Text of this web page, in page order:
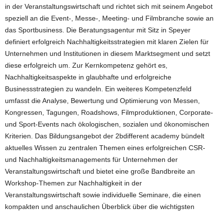
in der Veranstaltungswirtschaft und richtet sich mit seinem Angebot
speziell an die Event-, Messe-, Meeting- und Filmbranche sowie an
das Sportbusiness. Die Beratungsagentur mit Sitz in Speyer
definiert erfolgreich Nachhaltigkeitsstrategien mit klaren Zielen für
Unternehmen und Institutionen in diesem Marktsegment und setzt
diese erfolgreich um. Zur Kernkompetenz gehört es,
Nachhaltigkeitsaspekte in glaubhafte und erfolgreiche
Businessstrategien zu wandeln. Ein weiteres Kompetenzfeld
umfasst die Analyse, Bewertung und Optimierung von Messen,
Kongressen, Tagungen, Roadshows, Filmproduktionen, Corporate-
und Sport-Events nach ökologischen, sozialen und ökonomischen
Kriterien. Das Bildungsangebot der 2bdifferent academy bündelt
aktuelles Wissen zu zentralen Themen eines erfolgreichen CSR-
und Nachhaltigkeitsmanagements für Unternehmen der
Veranstaltungswirtschaft und bietet eine große Bandbreite an
Workshop-Themen zur Nachhaltigkeit in der
Veranstaltungswirtschaft sowie individuelle Seminare, die einen
kompakten und anschaulichen Überblick über die wichtigsten